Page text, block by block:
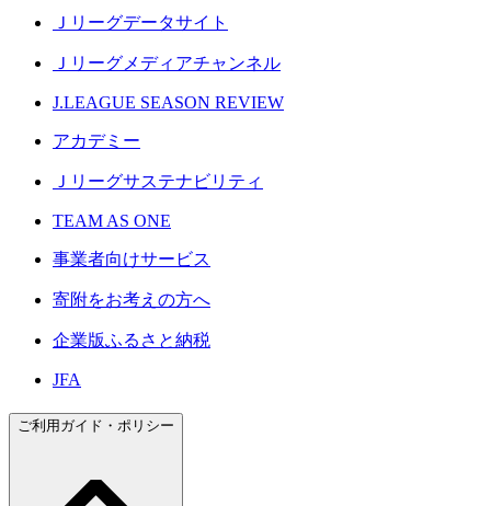
Ｊリーグデータサイト
Ｊリーグメディアチャンネル
J.LEAGUE SEASON REVIEW
アカデミー
Ｊリーグサステナビリティ
TEAM AS ONE
事業者向けサービス
寄附をお考えの方へ
企業版ふるさと納税
JFA
ご利用ガイド・ポリシー